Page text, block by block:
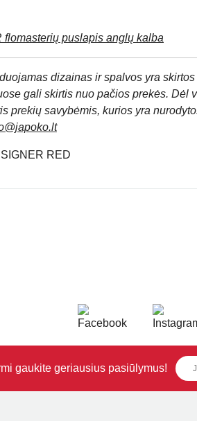
puslapis anglų kalba
dizainas ir spalvos yra
gali skirtis nuo pačios prekės.
prekių savybėmis, kurios yra
@japoko.lt
RED
gaukite geriausius pasiūlymus!